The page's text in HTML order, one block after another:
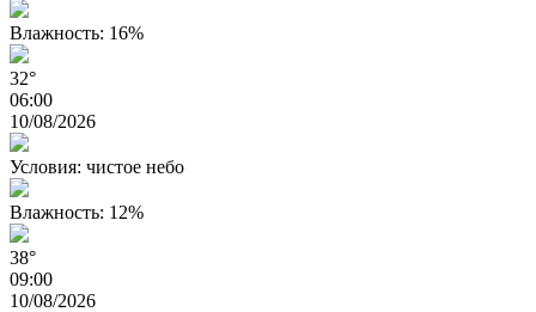
Влажность: 16%
32°
06:00
10/08/2026
Условия: чистое небо
Влажность: 12%
38°
09:00
10/08/2026